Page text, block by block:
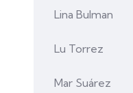
Lina Bulman
Lu Torrez
Mar Suárez